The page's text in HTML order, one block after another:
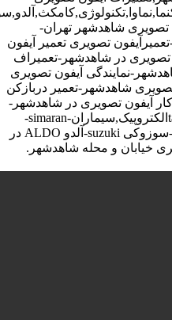
تصویری شاهدشهر تهران-
تصویری تعمیر آیفون
در شاهدشهر-تعمیراف
نمایندگی آیفون تصویری
شاهدشهر-تعمیر دربازکن
آیفون تصویری در شاهدشهر-
نمایندگی آیفون تصویری تابا-tabaالکتروپیک,سیماران-simaran-
کوماکس commax-کامکس camax-سوزوکی suzuki-آلدو ALDO در
خیابان و محله شاهدشهر.